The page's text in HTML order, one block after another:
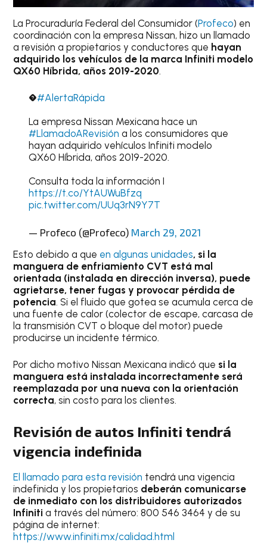
La Procuraduría Federal del Consumidor (Profeco) en
coordinación con la empresa Nissan, hizo un llamado
a revisión a propietarios y conductores que hayan
adquirido los vehículos de la marca Infiniti modelo
QX60 Híbrida, años 2019-2020.
�#AlertaRápida
La empresa Nissan Mexicana hace un
#LlamadoARevisión a los consumidores que
hayan adquirido vehículos Infiniti modelo
QX60 Híbrida, años 2019-2020.
Consulta toda la información I
https://t.co/YtAUWuBfzq
pic.twitter.com/UUq3rN9Y7T
— Profeco (@Profeco) March 29, 2021
Esto debido a que en algunas unidades, si la
manguera de enfriamiento CVT está mal
orientada (instalada en dirección inversa), puede
agrietarse, tener fugas y provocar pérdida de
potencia. Si el fluido que gotea se acumula cerca de
una fuente de calor (colector de escape, carcasa de
la transmisión CVT o bloque del motor) puede
producirse un incidente térmico.
Por dicho motivo Nissan Mexicana indicó que si la
manguera está instalada incorrectamente será
reemplazada por una nueva con la orientación
correcta, sin costo para los clientes.
Revisión de autos Infiniti tendrá
vigencia indefinida
El llamado para esta revisión tendrá una vigencia
indefinida y los propietarios deberán comunicarse
de inmediato con los distribuidores autorizados
Infinitia través del número: 800 546 3464 y de su
página de internet:
https://www.infiniti.mx/calidad.html